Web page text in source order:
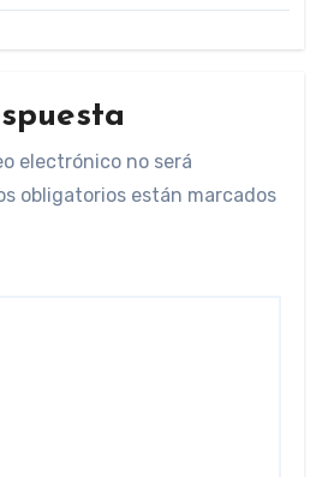
electrónico no será
obligatorios están marcados